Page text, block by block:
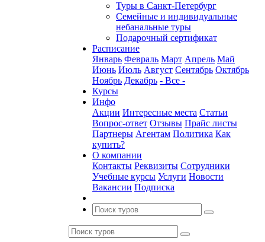
Туры в Санкт-Петербург
Семейные и индивидуальные
небанальные туры
Подарочный сертификат
Расписание
Январь Февраль Март Апрель Май
Июнь Июль Август Сентябрь Октябрь
Ноябрь Декабрь - Все -
Курсы
Инфо
Акции Интересные места Статьи
Вопрос-ответ Отзывы Прайс листы
Партнеры Агентам Политика Как
купить?
О компании
Контакты Реквизиты Сотрудники
Учебные курсы Услуги Новости
Вакансии Подписка